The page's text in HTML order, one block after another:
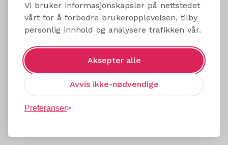
Vi bruker informasjonskapsler på nettstedet
vårt for å forbedre brukeropplevelsen, tilby
personlig innhold og analysere trafikken vår.
Aksepter alle
Avvis ikke-nødvendige
Preferanser